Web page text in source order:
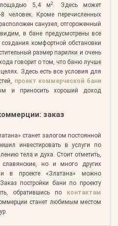
5,4 м2 . Здесь может
человек. Кроме перечисленных
санузел, отгороженный
в бане предусмотрены все
комфортной обстановки
размер парилки и очень
говорит о том, что баню лучше
Здесь есть все условия для
проект коммерческой бани
и приносить хороший доход
заказ
станет залогом постоянной
инвестировать в услуги по
тела и духа. Стоит отметить,
но и много других
в проекте «Златана» можно
постройки бани по проекту
обратившись по контактам
станет любимым местом